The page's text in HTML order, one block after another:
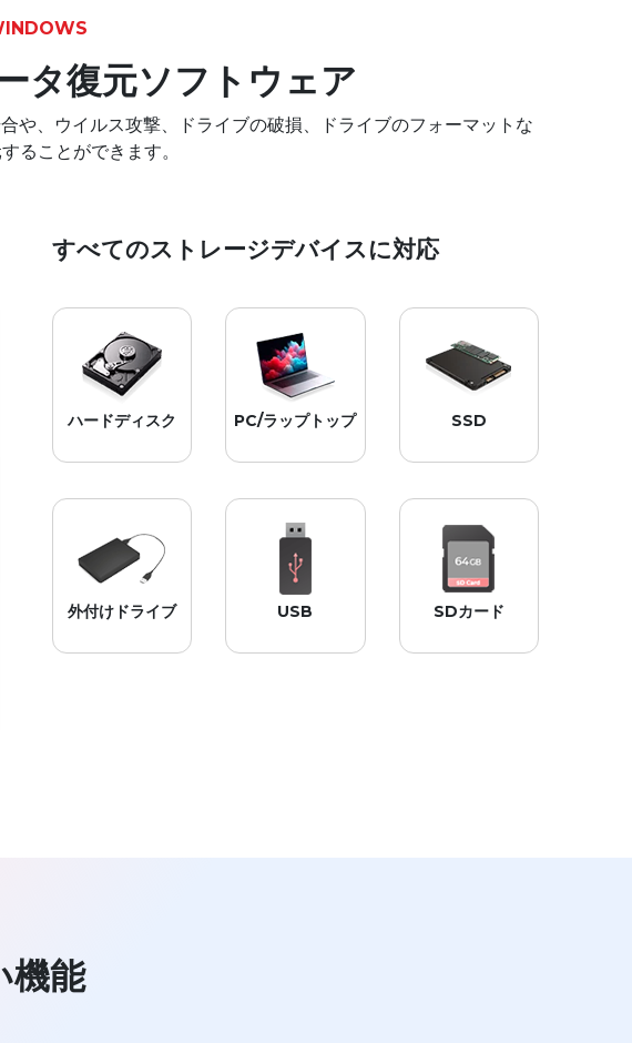
タ復元ソフトウェア
、ウイルス攻撃、ドライブの破損、ドライブのフォーマットな
ることができます。
すべてのストレージデバイスに対応
ハードディスク
ハードドライ
サポート。
PC/ラップトップ
びノートPCブラ
SSD
ンドと互換性が
外付けドライブ USB SDカード
機能